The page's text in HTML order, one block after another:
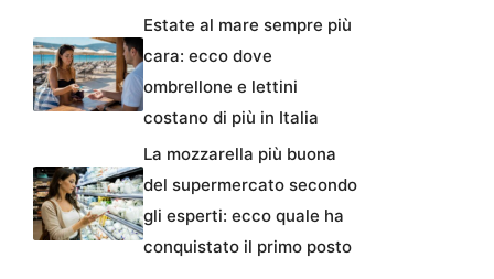
Estate al mare sempre più
cara: ecco dove
ombrellone e lettini
costano di più in Italia
La mozzarella più buona
del supermercato secondo
gli esperti: ecco quale ha
conquistato il primo posto